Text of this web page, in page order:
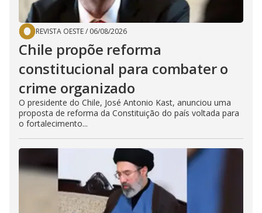
REVISTA OESTE/ 06/08/2026
Chile propõe reforma
constitucional para combater o
crime organizado
O presidente do Chile, José Antonio Kast, anunciou uma
proposta de reforma da Constituição do país voltada para
o fortalecimento...